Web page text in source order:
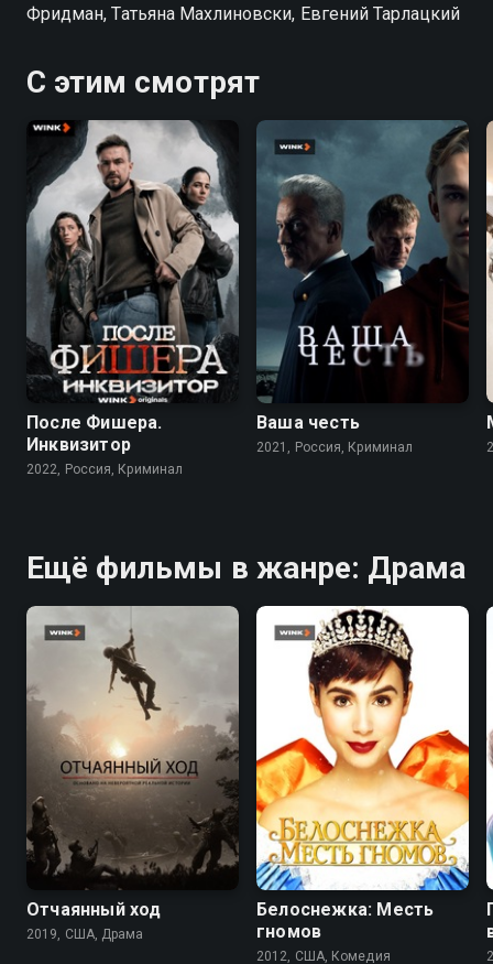
Фридман, Татьяна Махлиновски, Евгений Тарлацкий
С этим смотрят
7.9 6.8
После Фишера.
Инквизитор
2022, Россия, Криминал
8.2 7.2
Ваша честь
2021, Россия, Криминал
Ещё фильмы в жанре: Драма
6.5 6.8
Отчаянный ход
2019, США, Драма
6.1 5.6
Белоснежка: Месть
гномов
2012, США, Комедия